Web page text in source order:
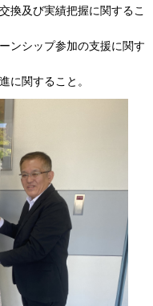
換及び実績把握に関するこ
ンシップ参加の支援に関す
に関すること。